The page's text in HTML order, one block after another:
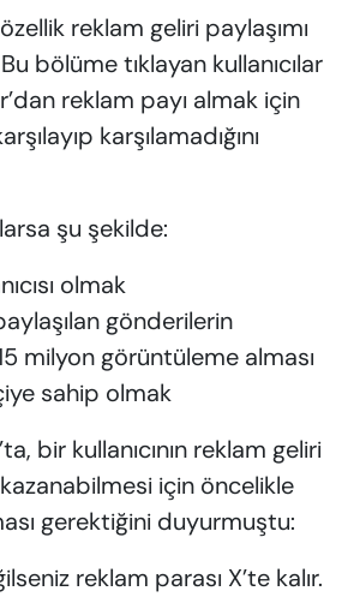
reklam geliri paylaşımı
bölüme tıklayan kullanıcılar
reklam payı almak için
karşılamadığını
şu şekilde:
olmak
gönderilerin
milyon görüntüleme alması
sahip olmak
bir kullanıcının reklam geliri
için öncelikle
gerektiğini duyurmuştu:
reklam parası X’te kalır.